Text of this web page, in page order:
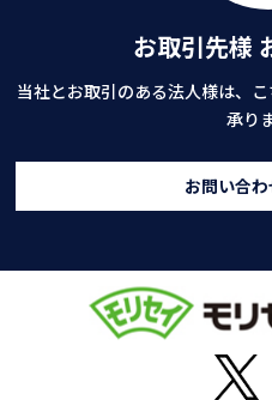
お取引先様
当社とお取引のある法人様は、
承り
お問い合